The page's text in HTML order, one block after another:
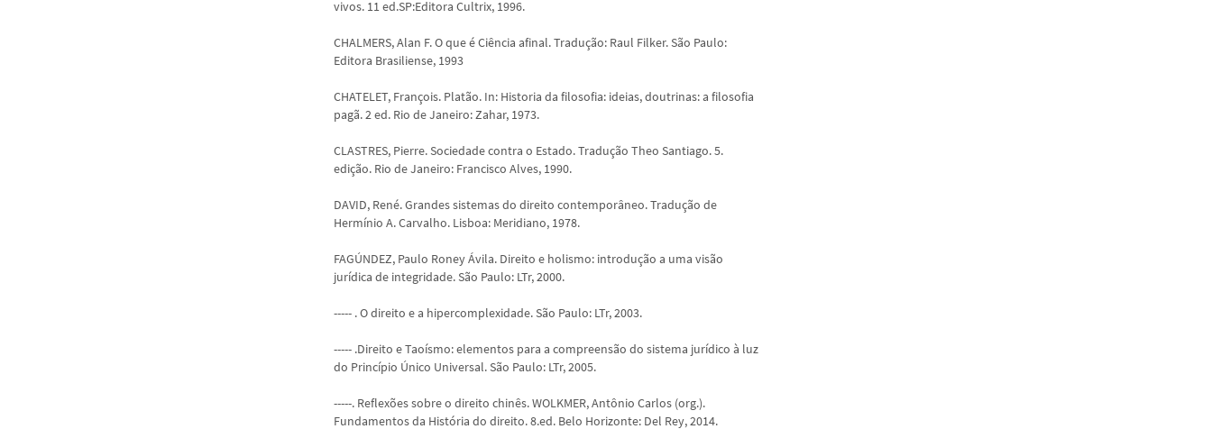
vivos. 11 ed.SP:Editora Cultrix, 1996.
CHALMERS, Alan F. O que é Ciência afinal. Tradução: Raul Filker. São Paulo:
Editora Brasiliense, 1993
CHATELET, François. Platão. In: Historia da filosofia: ideias, doutrinas: a filosofia
pagã. 2 ed. Rio de Janeiro: Zahar, 1973.
CLASTRES, Pierre. Sociedade contra o Estado. Tradução Theo Santiago. 5.
edição. Rio de Janeiro: Francisco Alves, 1990.
DAVID, René. Grandes sistemas do direito contemporâneo. Tradução de
Hermínio A. Carvalho. Lisboa: Meridiano, 1978.
FAGÚNDEZ, Paulo Roney Ávila. Direito e holismo: introdução a uma visão
jurídica de integridade. São Paulo: LTr, 2000.
----- . O direito e a hipercomplexidade. São Paulo: LTr, 2003.
----- .Direito e Taoísmo: elementos para a compreensão do sistema jurídico à luz
do Princípio Único Universal. São Paulo: LTr, 2005.
-----. Reflexões sobre o direito chinês. WOLKMER, Antônio Carlos (org.).
Fundamentos da História do direito. 8.ed. Belo Horizonte: Del Rey, 2014.